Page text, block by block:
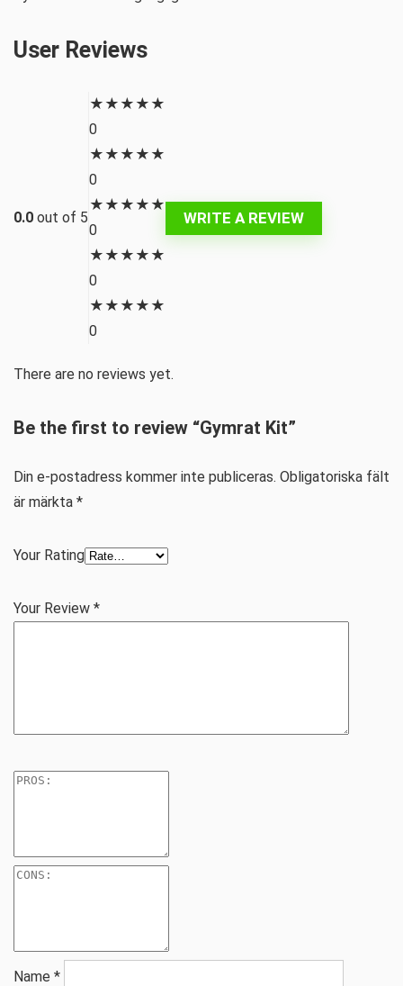
User Reviews
0.0 out of 5
★ ★ ★ ★ ★
0
★ ★ ★ ★ ★
0
★ ★ ★ ★ ★
0
★ ★ ★ ★ ★
0
★ ★ ★ ★ ★
0
WRITE A REVIEW
There are no reviews yet.
Be the first to review “Gymrat Kit”
Din e-postadress kommer inte publiceras. Obligatoriska fält
är märkta *
Your Rating
Your Review *
Name *